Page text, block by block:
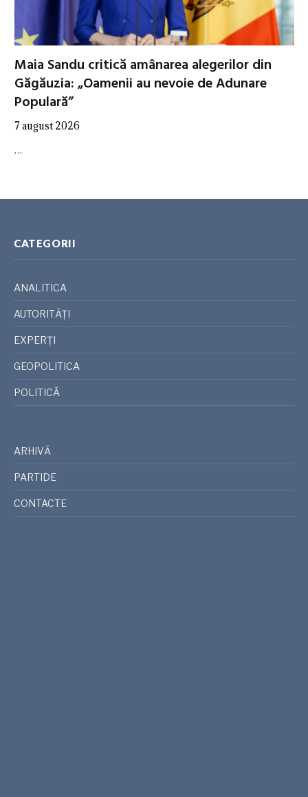
Maia Sandu critică amânarea alegerilor din
Găgăuzia: „Oamenii au nevoie de Adunare
Populară”
7 august 2026
…
CATEGORII
ANALITICA
AUTORITĂȚI
EXPERȚI
GEOPOLITICA
POLITICĂ
ARHIVĂ
PARTIDE
CONTACTE